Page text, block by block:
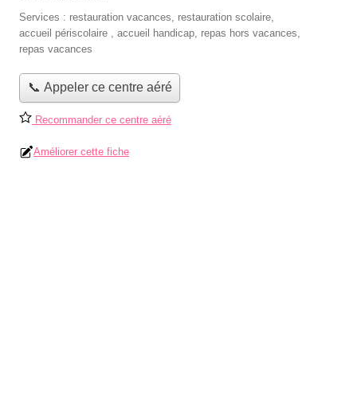
Services : restauration vacances, restauration scolaire,
accueil périscolaire , accueil handicap, repas hors vacances,
repas vacances
📞 Appeler ce centre aéré
Recommander ce centre aéré
Améliorer cette fiche